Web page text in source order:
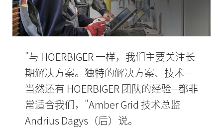
"与 HOERBIGER 一样，我们主要关注长
期解决方案。独特的解决方案、技术--
当然还有 HOERBIGER 团队的经验--都非
常适合我们，"Amber Grid 技术总监
Andrius Dagys（后）说。